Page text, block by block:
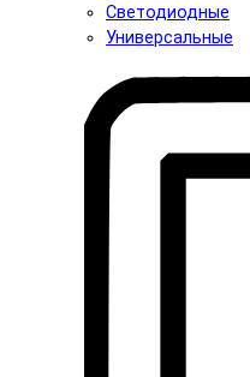
Светодиодные
Универсальные